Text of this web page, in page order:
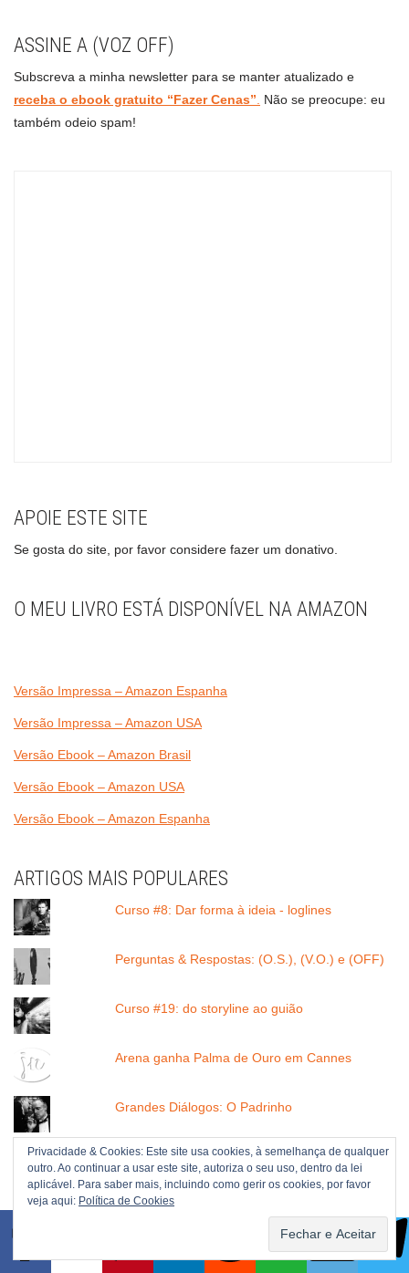
ASSINE A (VOZ OFF)
Subscreva a minha newsletter para se manter atualizado e
receba o ebook gratuito “Fazer Cenas”
Não se preocupe: eu
também odeio spam!
APOIE ESTE SITE
Se gosta do site, por favor considere fazer um donativo.
O MEU LIVRO ESTÁ DISPONÍVEL NA AMAZON
Versão Impressa – Amazon Espanha
Versão Impressa – Amazon USA
Versão Ebook – Amazon Brasil
Versão Ebook – Amazon USA
Versão Ebook – Amazon Espanha
ARTIGOS MAIS POPULARES
Curso #8: Dar forma à ideia - loglines
Perguntas & Respostas: (O.S.), (V.O.) e (OFF)
Curso #19: do storyline ao guião
Arena ganha Palma de Ouro em Cannes
Grandes Diálogos: O Padrinho
Grandes Diálogos: Escolhe uma pílula, de The
Matrix
Perguntas & Respostas: qual a diferença entre
Privacidade & Cookies: Este site usa cookies, à semelhança de qualquer
outro. Ao continuar a usar este site, autoriza o seu uso, dentro da lei
aplicável. Para saber mais, incluindo como gerir os cookies, por favor
veja aqui: Política de Cookies